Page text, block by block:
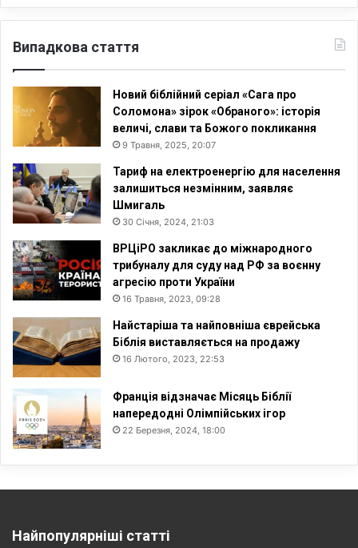
Випадкова стаття
Новий біблійний серіал «Сага про
Соломона» зірок «Обраного»: історія
величі, слави та Божого покликання
9 Травня, 2025, 20:07
Тариф на електроенергію для населення
залишиться незмінним, заявляє
Шмигаль
30 Січня, 2024, 21:03
ВРЦіРО закликає до міжнародного
трибуналу для суду над РФ за воєнну
агресію проти України
16 Травня, 2023, 09:28
Найстаріша та найповніша єврейська
Біблія виставляється на продажу
16 Лютого, 2023, 22:53
Франція відзначає Місяць Біблії
напередодні Олімпійських ігор
22 Березня, 2024, 18:00
Найпопулярніші статті